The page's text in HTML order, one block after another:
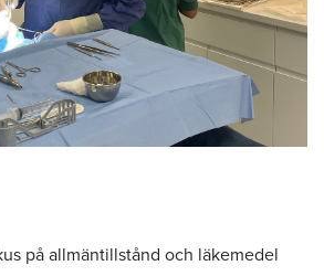
på allmäntillstånd och läkemedel